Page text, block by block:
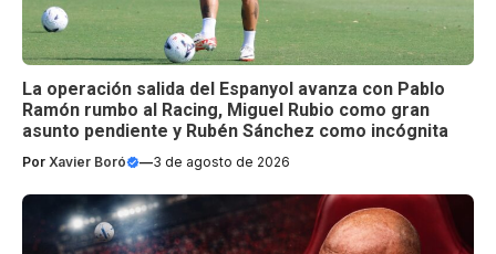
La operación salida del Espanyol avanza con Pablo
Ramón rumbo al Racing, Miguel Rubio como gran
asunto pendiente y Rubén Sánchez como incógnita
Por Xavier Boró —3 de agosto de 2026